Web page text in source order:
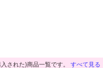
された)商品一覧です。 すべて見る